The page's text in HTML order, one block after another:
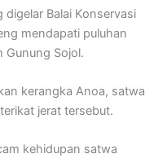
digelar Balai Konservasi
mendapati puluhan
Gunung Sojol.
kerangka Anoa, satwa
jerat tersebut.
kehidupan satwa